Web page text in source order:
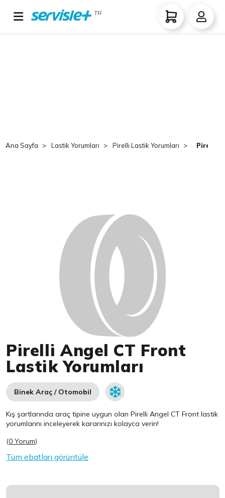
TR
Ana Sayfa Lastik Yorumları Pirelli Lastik Yorumları Pirelli
Pirelli Angel CT Front
Lastik Yorumları
Binek Araç / Otomobil
Kış şartlarında araç tipine uygun olanPirelli Angel CT Front lastik
yorumlarını inceleyerek kararınızı kolayca verin!
(0 Yorum)
Tüm ebatları görüntüle